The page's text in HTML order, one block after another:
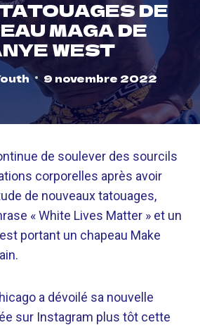
​​​​DE
MAGA DE
WEST
9 novembre 2022
de soulever des sourcils
corporelles après avoir
de nouveaux tatouages,
« White Lives Matter » et un
portant un chapeau Make
a dévoilé sa nouvelle
sur Instagram plus tôt cette